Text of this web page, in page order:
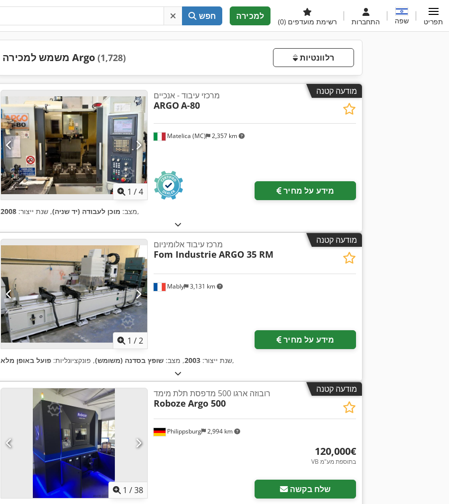
חפש למכירה
רשימת מועדפים (0) התחברות שפה תפריט
משמש למכירה Argo (1,728) רלוונטיות
מודעה קטנה
1 /4
Matelica (MC) 2,357 km
מרכזי עיבוד - אנכיים
ARGOA-80
מידע על מחיר
מצב: מוכן לעבודה (יד שניה), שנת ייצור: 2008 ,
מודעה קטנה
1 /2
Mably 3,131 km
מרכז עיבוד אלומיניום
Fom Industrie ARGO 35 RM
מידע על מחיר
שנת ייצור: 2003, מצב: שופץ בסדנה (משומש), פונקציונליות: פועל באופן מלא ,
מודעה קטנה
1 /38
Philippsburg 2,994 km
רובוזה ארגו 500 מדפסת תלת מימד
Roboze Argo 500
‏120,000 ‏€
VB בתוספת מע"מ
שלח בקשה